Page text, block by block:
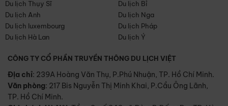
Du lịch Thụy Sĩ
Du lịch Bỉ
Du lịch Anh
Du lịch Nga
Du lịch luxembourg
Du lịch Pháp
Du lịch Hà Lan
Du lịch Ý
CÔNG TY CỔ PHẦN TRUYỀN THÔNG DU LỊCH VIỆT
Địa chỉ: 239A Hoàng Văn Thụ, P.Phú Nhuận, TP. Hồ Chí Minh.
Văn phòng: 217 Bis Nguyễn Thị Minh Khai, P.Cầu Ông Lãnh,
TP. Hồ Chí Minh.